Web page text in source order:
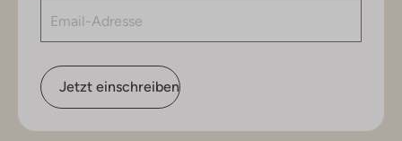
Jetzt einschreiben